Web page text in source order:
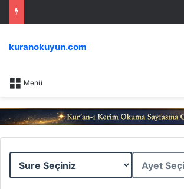
Menü
kuranokuyun.com
Sure
Ayet